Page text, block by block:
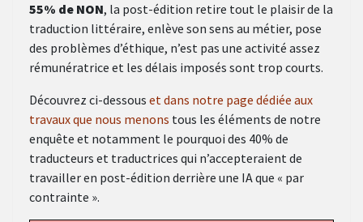
55% de NON, la post-édition retire tout le plaisir de la
traduction littéraire, enlève son sens au métier, pose
des problèmes d’éthique, n’est pas une activité assez
rémunératrice et les délais imposés sont trop courts.
Découvrez ci-dessous et dans notre page dédiée aux
travaux que nous menons tous les éléments de notre
enquête et notamment le pourquoi des 40% de
traducteurs et traductrices qui n’accepteraient de
travailler en post-édition derrière une IA que « par
contrainte ».